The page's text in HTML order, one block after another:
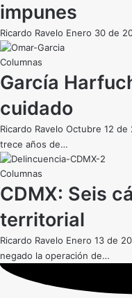
impunes
Ricardo Ravelo Enero 30 de
García
cuidado
Ricardo Ravelo Octubre 12
trece años de…
CDMX: Seis
territorial
Ricardo Ravelo Enero 13 de
negado la operación de…